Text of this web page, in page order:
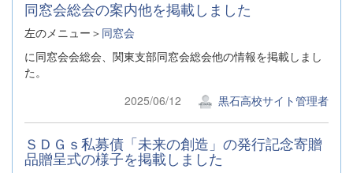
同窓会総会の案内他を掲載しました
左のメニュー＞ 同窓会
に同窓会会総会、関東支部同窓会総会他の情報を掲載しまし
た。
2025/06/12
黒石高校サイト管理者
ＳＤＧｓ私募債「未来の創造」の発行記念寄贈
品贈呈式の様子を掲載しました